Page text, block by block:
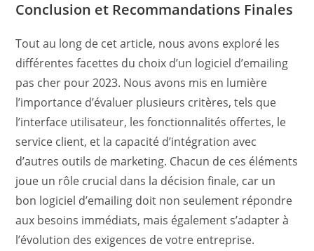
Conclusion et Recommandations Finales
Tout au long de cet article, nous avons exploré les
différentes facettes du choix d’un logiciel d’emailing
pas cher pour 2023. Nous avons mis en lumière
l’importance d’évaluer plusieurs critères, tels que
l’interface utilisateur, les fonctionnalités offertes, le
service client, et la capacité d’intégration avec
d’autres outils de marketing. Chacun de ces éléments
joue un rôle crucial dans la décision finale, car un
bon logiciel d’emailing doit non seulement répondre
aux besoins immédiats, mais également s’adapter à
l’évolution des exigences de votre entreprise.